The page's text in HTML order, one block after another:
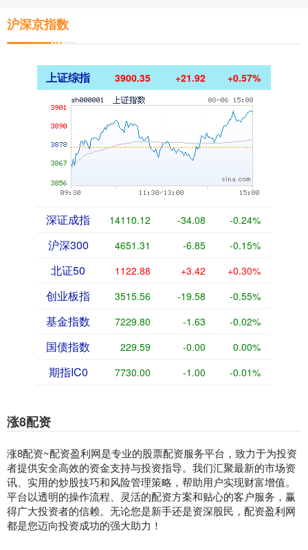
沪深京指数
上证综指 3900.35 +21.92 +0.57%
深证成指 14110.12 -34.08 -0.24%
沪深300 4651.31 -6.85 -0.15%
北证50 1122.88 +3.42 +0.30%
创业板指 3515.56 -19.58 -0.55%
基金指数 7229.80 -1.63 -0.02%
国债指数 229.59 -0.00 0.00%
期指IC0 7730.00 -1.00 -0.01%
涨8配资
涨8配资~配资盈利网是专业的股票配资服务平台，致力于为投资
者提供安全高效的资金支持与投资指导。我们汇聚最新的市场资
讯、实用的炒股技巧和风险管理策略，帮助用户实现财富增值。
平台以透明的操作流程、灵活的配资方案和贴心的客户服务，赢
得广大投资者的信赖。无论您是新手还是资深股民，配资盈利网
都是您迈向投资成功的强大助力！